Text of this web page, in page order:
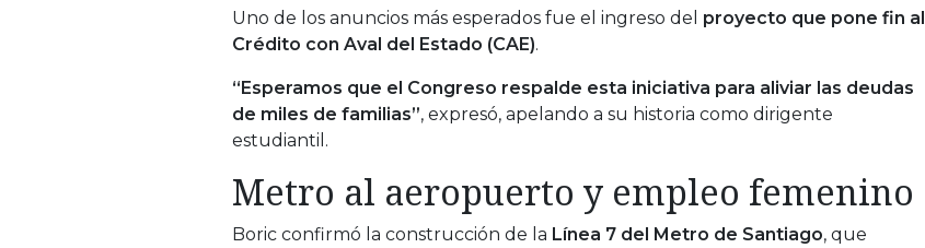
Uno de los anuncios más esperados fue el ingreso del proyecto que pone fin al
Crédito con Aval del Estado (CAE).
“Esperamos que el Congreso respalde esta iniciativa para aliviar las deudas
de miles de familias”, expresó, apelando a su historia como dirigente
estudiantil.
Metro al aeropuerto y empleo femenino
Boric confirmó la construcción de la Línea 7 del Metro de Santiago, que